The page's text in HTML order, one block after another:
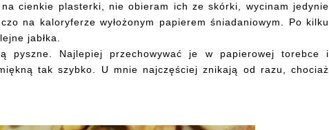
cienkie plasterki, nie obieram ich ze skórki, wycinam jedynie
na kaloryferze wyłożonym papierem śniadaniowym. Po kilku
jabłka.
pyszne. Najlepiej przechowywać je w papierowej torebce i
tak szybko. U mnie najczęściej znikają od razu, chociaż